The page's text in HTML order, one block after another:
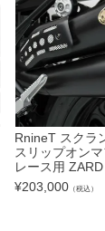
RnineT スクラ
スリップオン
レース用 ZARD
¥203,000 （税込）